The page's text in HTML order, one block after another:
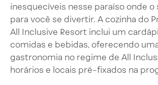
inesquecíveis nesse paraíso onde
para você se divertir. A cozinha do
All Inclusive Resort inclui um
comidas e bebidas, oferecendo
gastronomia no regime de All
horários e locais pré-fixados na